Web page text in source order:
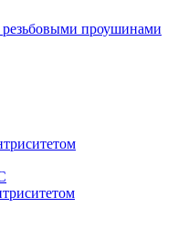
проушинами